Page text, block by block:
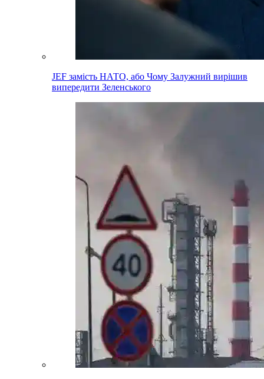
JEF замість НАТО, або Чому Залужний вирішив
випередити Зеленського